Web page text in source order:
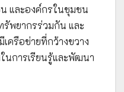
และองค์กรในชุมชน
รัพยากรร่วมกัน และ
ครือข่ายที่กว้างขวาง
นการเรียนรู้และพัฒนา